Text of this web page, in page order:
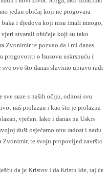
jedan običaj koji ne progovara
i djedova koji nisu imali mnogo,
stvarali običaje koji su tako
Zvonimir te pozvao da i mi danas
progovoriti o Isusovu uskrsnuću i
ovo što danas slavimo upravo radi
sve suze s naših očiju, odnosi svu
naš prolazan i kao što je prolazna
vječan. Iako i danas na Uskrs
duši osjećamo onu radost i nadu
Zvonimir, te svoju propovijed završio
da je Kristov i da Kristu ide, taj će